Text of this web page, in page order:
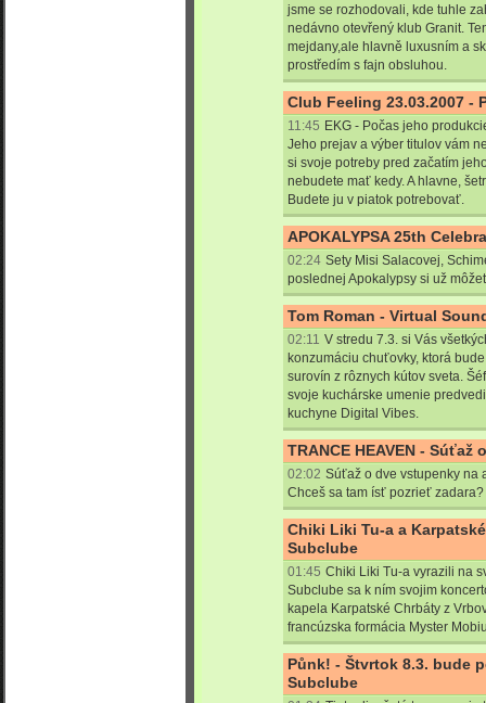
jsme se rozhodovali, kde tuhle
nedávno otevřený klub Granit.
mejdany,ale hlavně luxusním a
prostředím s fajn obsluhou.
Club Feeling 23.03.2007 -
11:45 EKG - Počas jeho
Jeho prejav a výber titulov vám
si svoje potreby pred začatím
nebudete mať kedy. A hlavne,
Budete ju v piatok potrebovať.
APOKALYPSA 25th
02:24 Sety Misi Salacovej,
poslednej Apokalypsy si už
Tom Roman - Virtual
02:11 V stredu 7.3. si Vás
konzumáciu chuťovky, ktorá
surovín z rôznych kútov sveta.
svoje kuchárske umenie
kuchyne Digital Vibes.
TRANCE HEAVEN - Súťaž
02:02 Súťaž o dve vstupenky na
Chceš sa tam ísť pozrieť zadara?
Chiki Liki Tu-a a
Subclube
01:45 Chiki Liki Tu-a vyrazili na
Subclube sa k ním svojim
kapela Karpatské Chrbáty z
francúzska formácia Myster
Půnk! - Štvrtok 8.3. bude
Subclube